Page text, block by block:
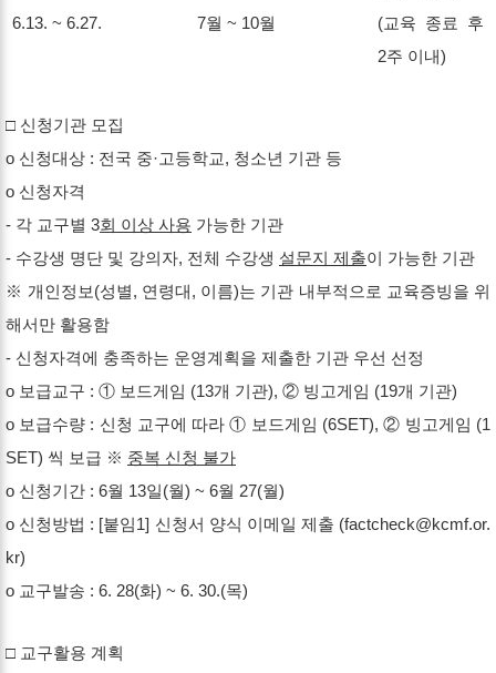
6.13. ~ 6.27. 7월 ~ 10월
(교육 종료 후
2주 이내)
□ 신청기관 모집
o 신청대상 : 전국 중·고등학교, 청소년 기관 등
o 신청자격
- 각 교구별 3회 이상 사용 가능한 기관
- 수강생 명단 및 강의자, 전체 수강생 설문지 제출이 가능한 기관
※ 개인정보(성별, 연령대, 이름)는 기관 내부적으로 교육증빙을 위
해서만 활용함
- 신청자격에 충족하는 운영계획을 제출한 기관 우선 선정
o 보급교구 : ① 보드게임 (13개 기관), ② 빙고게임 (19개 기관)
o 보급수량 : 신청 교구에 따라 ① 보드게임 (6SET), ② 빙고게임 (1
SET) 씩 보급 ※ 중복 신청 불가
o 신청기간 : 6월 13일(월) ~ 6월 27(월)
o 신청방법 : [붙임1] 신청서 양식 이메일 제출 (factcheck@kcmf.or.
kr)
o 교구발송 : 6. 28(화) ~ 6. 30.(목)
□ 교구활용 계획